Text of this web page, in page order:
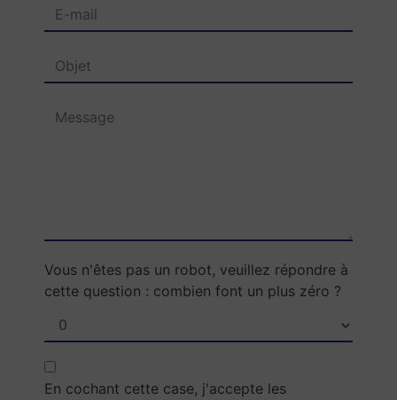
Vous n'êtes pas un robot, veuillez répondre à
cette question : combien font un plus zéro ?
En cochant cette case, j'accepte les